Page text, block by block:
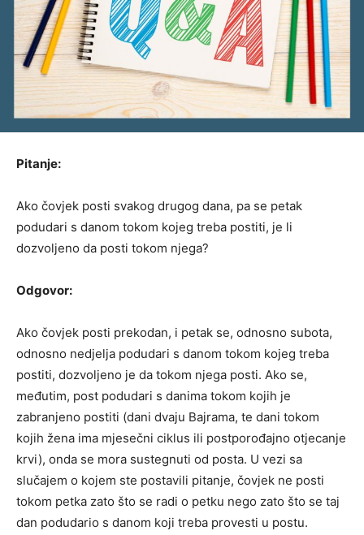
Pitanje:
Ako čovjek posti svakog drugog dana, pa se petak
podudari s danom tokom kojeg treba postiti, je li
dozvoljeno da posti tokom njega?
Odgovor:
Ako čovjek posti prekodan, i petak se, odnosno subota,
odnosno nedjelja podudari s danom tokom kojeg treba
postiti, dozvoljeno je da tokom njega posti. Ako se,
međutim, post podudari s danima tokom kojih je
zabranjeno postiti (dani dvaju Bajrama, te dani tokom
kojih žena ima mjesečni ciklus ili postporođajno otjecanje
krvi), onda se mora sustegnuti od posta. U vezi sa
slučajem o kojem ste postavili pitanje, čovjek ne posti
tokom petka zato što se radi o petku nego zato što se taj
dan podudario s danom koji treba provesti u postu.